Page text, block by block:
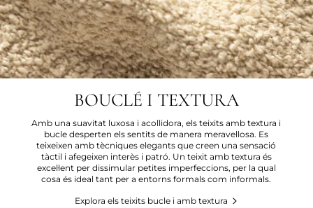
BOUCLÉ I TEXTURA
Amb una suavitat luxosa i acollidora, els teixits amb textura i
bucle desperten els sentits de manera meravellosa. Es
teixeixen amb tècniques elegants que creen una sensació
tàctil i afegeixen interès i patró. Un teixit amb textura és
excel·lent per dissimular petites imperfeccions, per la qual
cosa és ideal tant per a entorns formals com informals.
Explora els teixits bucle i amb textura